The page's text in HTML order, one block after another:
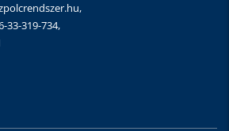
33-319-734,